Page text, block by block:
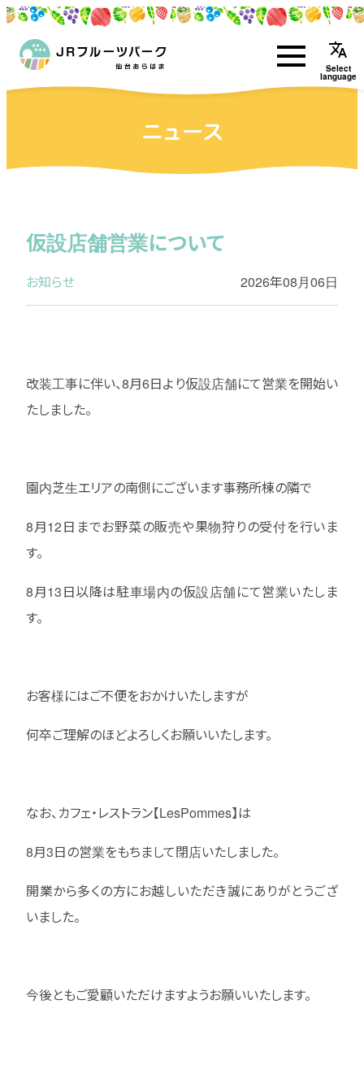
translate
Select
language
ニュース
仮設店舗営業について
お知らせ 2026年08月06日
改装工事に伴い、8月6日より仮設店舗にて営業を開始い
たしました。
園内芝生エリアの南側にございます事務所棟の隣で
8月12日までお野菜の販売や果物狩りの受付を行いま
す。
8月13日以降は駐車場内の仮設店舗にて営業いたしま
す。
お客様にはご不便をおかけいたしますが
何卒ご理解のほどよろしくお願いいたします。
なお、カフェ・レストラン【LesPommes】は
8月3日の営業をもちまして閉店いたしました。
開業から多くの方にお越しいただき誠にありがとうござ
いました。
今後ともご愛顧いただけますようお願いいたします。